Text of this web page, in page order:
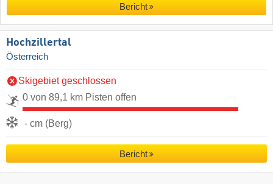
Bericht
Hochzillertal
Österreich
Skigebiet geschlossen
0 von 89,1 km Pisten offen
- cm (Berg)
Bericht